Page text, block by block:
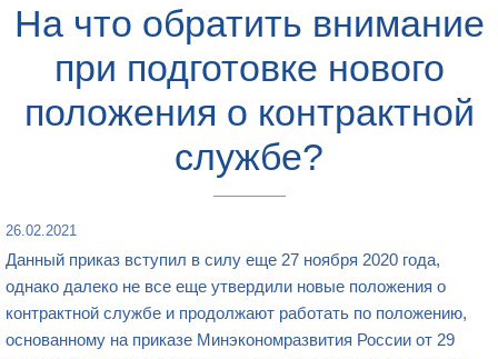
На что обратить внимание
при подготовке нового
положения о контрактной
службе?
26.02.2021
Данный приказ вступил в силу еще 27 ноября 2020 года,
однако далеко не все еще утвердили новые положения о
контрактной службе и продолжают работать по положению,
основанному на приказе Минэкономразвития России от 29